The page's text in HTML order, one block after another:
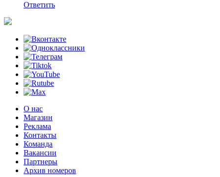
Ответить
О нас
Магазин
Реклама
Контакты
Команда
Вакансии
Партнеры
Архив номеров